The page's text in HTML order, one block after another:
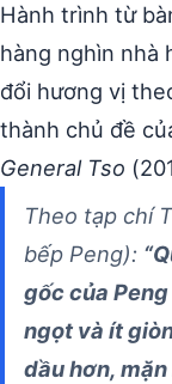
Hành trình từ
hàng nghìn nhà
đổi hương vị
thành chủ đề
General Tso
Theo tạp chí
bếp Peng):
gốc của
ngọt và ít
dầu hơn,